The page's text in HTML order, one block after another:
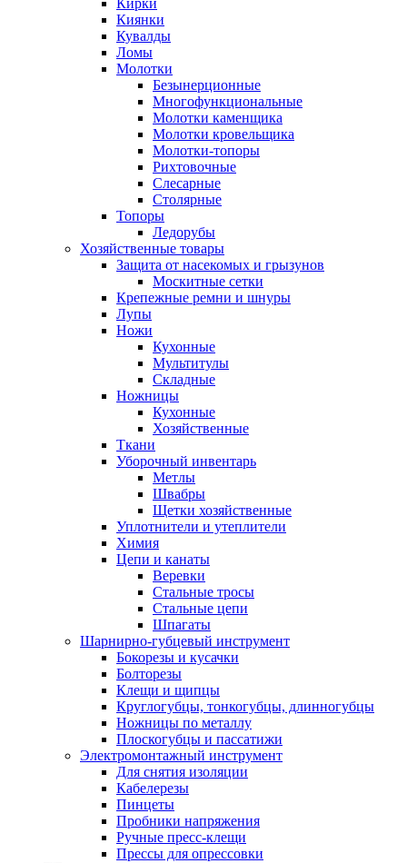
Кирки
Киянки
Кувалды
Ломы
Молотки
Безынерционные
Многофункциональные
Молотки каменщика
Молотки кровельщика
Молотки-топоры
Рихтовочные
Слесарные
Столярные
Топоры
Ледорубы
Хозяйственные товары
Защита от насекомых и грызунов
Москитные сетки
Крепежные ремни и шнуры
Лупы
Ножи
Кухонные
Мультитулы
Складные
Ножницы
Кухонные
Хозяйственные
Ткани
Уборочный инвентарь
Метлы
Швабры
Щетки хозяйственные
Уплотнители и утеплители
Химия
Цепи и канаты
Веревки
Стальные тросы
Стальные цепи
Шпагаты
Шарнирно-губцевый инструмент
Бокорезы и кусачки
Болторезы
Клещи и щипцы
Круглогубцы, тонкогубцы, длинногубцы
Ножницы по металлу
Плоскогубцы и пассатижи
Электромонтажный инструмент
Для снятия изоляции
Кабелерезы
Пинцеты
Пробники напряжения
Ручные пресс-клещи
Прессы для опрессовки